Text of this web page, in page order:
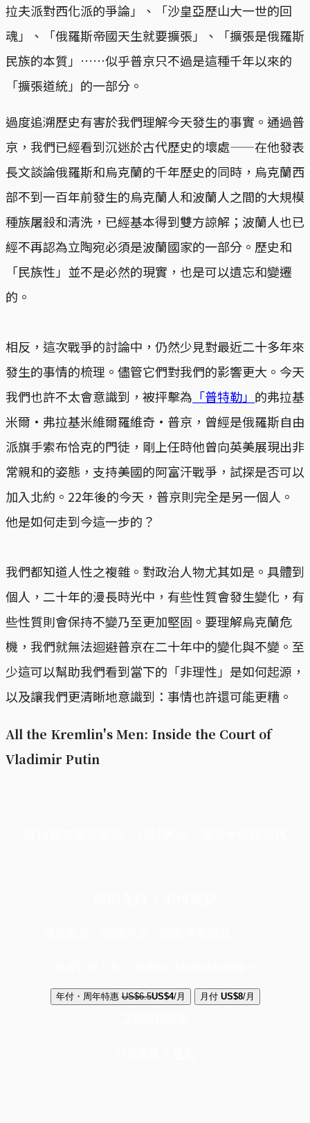
拉夫派對西化派的爭論」、「沙皇亞歷山大一世的回
魂」、「俄羅斯帝國天生就要擴張」、「擴張是俄羅斯
民族的本質」……似乎普京只不過是這種千年以來的
「擴張道統」的一部分。
過度追溯歷史有害於我們理解今天發生的事實。通過普
京，我們已經看到沉迷於古代歷史的壞處——在他發表
長文談論俄羅斯和烏克蘭的千年歷史的同時，烏克蘭西
部不到一百年前發生的烏克蘭人和波蘭人之間的大規模
種族屠殺和清洗，已經基本得到雙方諒解；波蘭人也已
經不再認為立陶宛必須是波蘭國家的一部分。歷史和
「民族性」並不是必然的現實，也是可以遺忘和變遷
的。
相反，這次戰爭的討論中，仍然少見對最近二十多年來
發生的事情的梳理。儘管它們對我們的影響更大。今天
我們也許不太會意識到，被抨擊為 「普特勒」 的弗拉基
米爾·弗拉基米維爾羅維奇·普京，曾經是俄羅斯自由
派旗手索布恰克的門徒，剛上任時他曾向英美展現出非
常親和的姿態，支持美國的阿富汗戰爭，試探是否可以
加入北約。22年後的今天，普京則完全是另一個人。
他是如何走到今這一步的？
我們都知道人性之複雜。對政治人物尤其如是。具體到
個人，二十年的漫長時光中，有些性質會發生變化，有
些性質則會保持不變乃至更加堅固。要理解烏克蘭危
機，我們就無法迴避普京在二十年中的變化與不變。至
少這可以幫助我們看到當下的「非理性」是如何起源，
以及讓我們更清晰地意識到：事情也許還可能更糟。
All the Kremlin's Men: Inside the Court of
Vladimir Putin
年付・周年特惠 US$6.5US$4/月 月付 US$8/月